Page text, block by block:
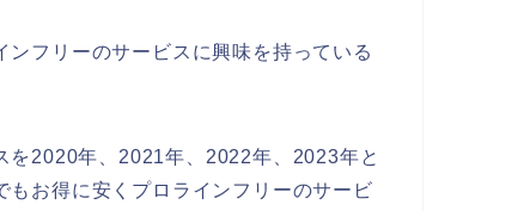
フリーのサービスに興味を持っている
を2020年、2021年、2022年、2023年と
お得に安くプロラインフリーのサービ